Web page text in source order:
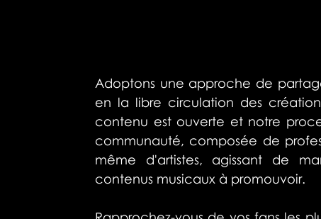
Adoptons une approche de
en la libre circulation des
contenu est ouverte et notre
communauté, composée de
même d'artistes, agissant de
contenus musicaux à promouvoir.